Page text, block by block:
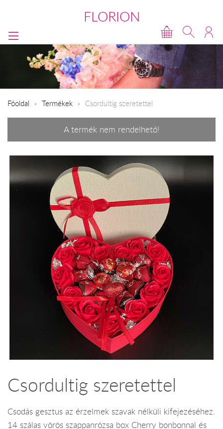
FLORION
Főoldal Termékek Csordultig szeretettel
A termék nem rendelhető!
Csordultig szeretettel
Csodás gesztus az érzelmek szavak nélküli kifejezéséhez.
14 szálas vörös szappanrózsa box Cherry bonbonnal és